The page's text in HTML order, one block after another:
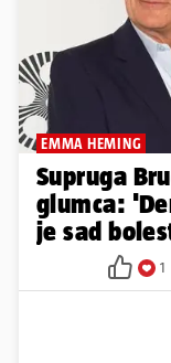
EMMA HEMING
Supruga
glumca:
je sad
1